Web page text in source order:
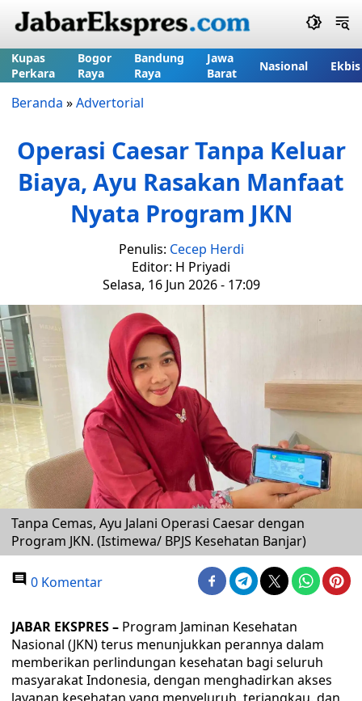
Kupas
Perkara
Bogor
Raya
Bandung
Raya
Jawa
Barat
Nasional Ekbis
Beranda »Advertorial
Operasi Caesar Tanpa Keluar
Biaya, Ayu Rasakan Manfaat
Nyata Program JKN
Penulis: Cecep Herdi
Editor: H Priyadi
Selasa, 16 Jun 2026 - 17:09
Tanpa Cemas, Ayu Jalani Operasi Caesar dengan
Program JKN. (Istimewa/ BPJS Kesehatan Banjar)
0 Komentar
JABAR EKSPRES – Program Jaminan Kesehatan
Nasional (JKN) terus menunjukkan perannya dalam
memberikan perlindungan kesehatan bagi seluruh
masyarakat Indonesia, dengan menghadirkan akses